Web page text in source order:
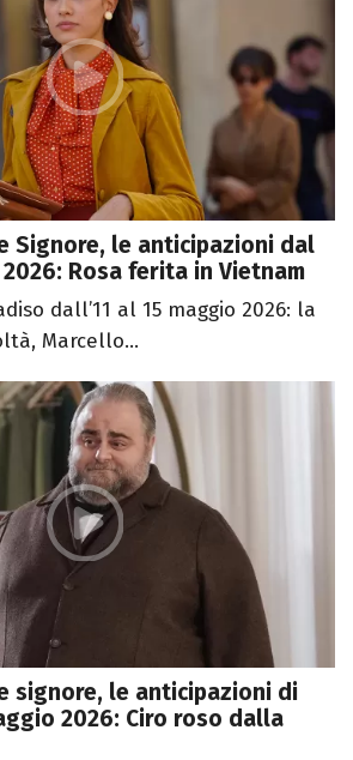
Signore, le anticipazioni dal
Rosa ferita in Vietnam
dall’11 al 15 maggio 2026: la
Marcello...
signore, le anticipazioni di
2026: Ciro roso dalla